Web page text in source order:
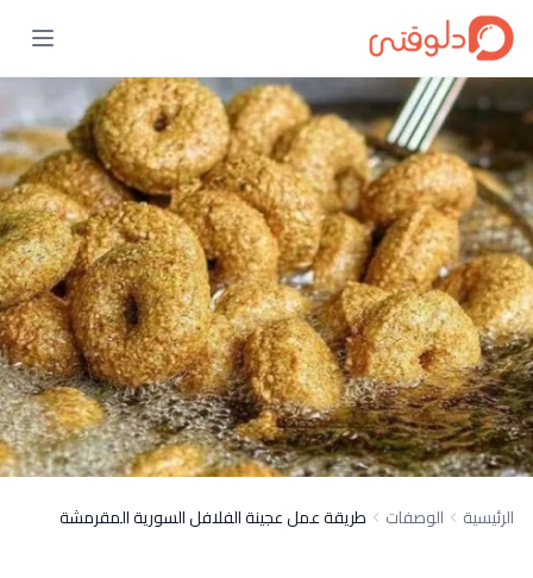
الرئيسية الوصفات طريقة عمل عجينة الفلافل السورية المقرمشة